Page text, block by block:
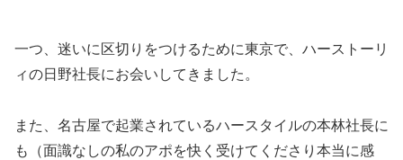
一つ、迷いに区切りをつけるために東京で、ハーストーリ
ィの日野社長にお会いしてきました。
また、名古屋で起業されているハースタイルの本林社長に
も（面識なしの私のアポを快く受けてくださり本当に感